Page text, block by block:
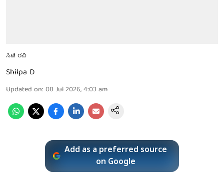
ಸಿಟಿ ರವಿ
Shilpa D
Updated on: 08 Jul 2026, 4:03 am
Add as a preferred source
on Google